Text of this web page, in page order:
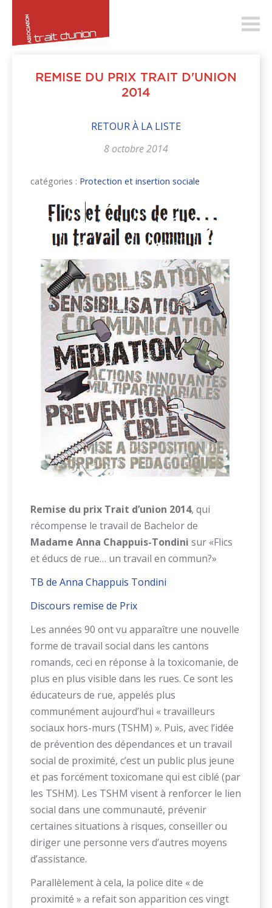
REMISE DU PRIX TRAIT D'UNION
2014
RETOUR À LA LISTE
8 octobre 2014
catégories : Protection et insertion sociale
Remise du prix Trait d’union 2014, qui
récompense le travail de Bachelor de
Madame Anna Chappuis-Tondini sur «Flics
et éducs de rue… un travail en commun?»
TB de Anna Chappuis Tondini
Discours remise de Prix
Les années 90 ont vu apparaître une nouvelle
forme de travail social dans les cantons
romands, ceci en réponse à la toxicomanie, de
plus en plus visible dans les rues. Ce sont les
éducateurs de rue, appelés plus
communément aujourd’hui « travailleurs
sociaux hors-murs (TSHM) ». Puis, avec l’idée
de prévention des dépendances et un travail
social de proximité, c’est un public plus jeune
et pas forcément toxicomane qui est ciblé (par
les TSHM). Les TSHM visent à renforcer le lien
social dans une communauté, prévenir
certaines situations à risques, conseiller ou
diriger une personne vers d’autres moyens
d’assistance.
Parallèlement à cela, la police dite « de
proximité » a refait son apparition ces vingt